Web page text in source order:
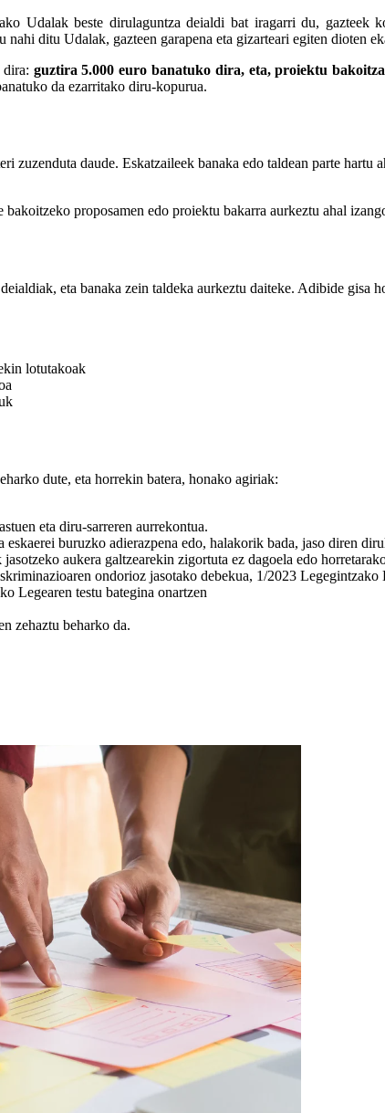
Udalak beste dirulaguntza deialdi bat iragarri du, gazteek
ditu Udalak, gazteen garapena eta gizarteari egiten dioten
guztira 5.000 euro banatuko dira, eta, proiektu
da ezarritako diru-kopurua.
zuzenduta daude. Eskatzaileek banaka edo taldean parte
proposamen edo proiektu bakarra aurkeztu ahal
eta banaka zein taldeka aurkeztu daiteke. Adibide gisa
lotutakoak
dute, eta horrekin batera, honako agiriak:
eta diru-sarreren aurrekontua.
buruzko adierazpena edo, halakorik bada, jaso diren
aukera galtzearekin zigortuta ez dagoela edo
ondorioz jasotako debekua, 1/2023
Legearen testu bategina onartzen
zehaztu beharko da.